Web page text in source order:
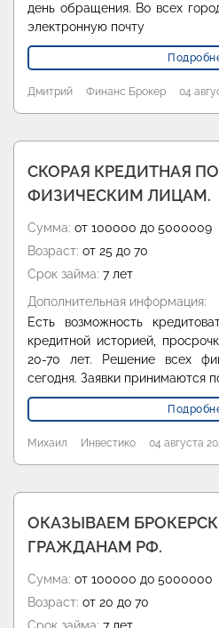
день обращения. Во всех
электронную почту
Дмитрий Финанс Брокер 04
СКОРАЯ КРЕДИТНАЯ
ФИЗИЧЕСКИМ ЛИЦАМ.
Сумма: от 100000 до 5000009
Возраст: от 25 до 70
Срок займа: 7 лет
Дополнительная информация:
Есть возможность
кредитной историей,
20-70 лет. Решение всех
сегодня. Заявки принимаются
Михаил Инвестико 04 августа
ОКАЗЫВАЕМ
ГРАЖДАНАМ РФ.
Сумма: от 100000 до 5000000
Возраст: от 20 до 70